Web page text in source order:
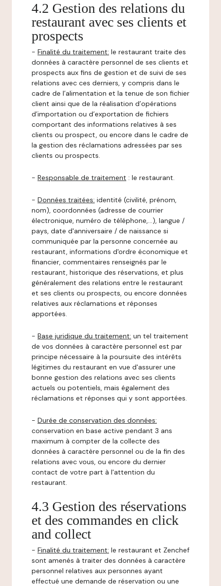
4.2 Gestion des relations du
restaurant avec ses clients et
prospects
- Finalité du traitement: le restaurant traite des
données à caractère personnel de ses clients et
prospects aux fins de gestion et de suivi de ses
relations avec ces derniers, y compris dans le
cadre de l’alimentation et la tenue de son fichier
client ainsi que de la réalisation d’opérations
d’importation ou d’exportation de fichiers
comportant des informations relatives à ses
clients ou prospect, ou encore dans le cadre de
la gestion des réclamations adressées par ses
clients ou prospects.
- Responsable de traitement : le restaurant.
- Données traitées: identité (civilité, prénom,
nom), coordonnées (adresse de courrier
électronique, numéro de téléphone,…), langue /
pays, date d'anniversaire / de naissance si
communiquée par la personne concernée au
restaurant, informations d'ordre économique et
financier, commentaires renseignés par le
restaurant, historique des réservations, et plus
généralement des relations entre le restaurant
et ses clients ou prospects, ou encore données
relatives aux réclamations et réponses
apportées.
- Base juridique du traitement: un tel traitement
de vos données à caractère personnel est par
principe nécessaire à la poursuite des intérêts
légitimes du restaurant en vue d'assurer une
bonne gestion des relations avec ses clients
actuels ou potentiels, mais également des
réclamations et réponses qui y sont apportées.
- Durée de conservation des données:
conservation en base active pendant 3 ans
maximum à compter de la collecte des
données à caractère personnel ou de la fin des
relations avec vous, ou encore du dernier
contact de votre part à l'attention du
restaurant.
4.3 Gestion des réservations
et des commandes en click
and collect
- Finalité du traitement: le restaurant et Zenchef
sont amenés à traiter des données à caractère
personnel relatives aux personnes ayant
effectué une demande de réservation ou une